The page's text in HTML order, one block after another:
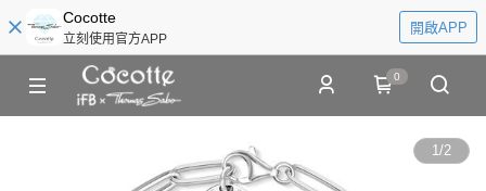
Cocotte
立刻使用官方APP
開啟APP
0
1/2